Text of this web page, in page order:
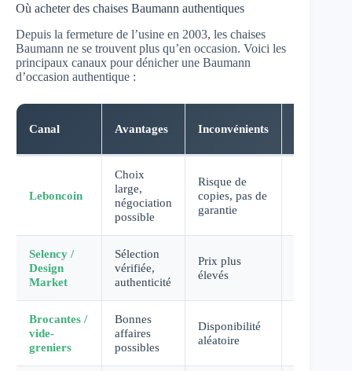
Où acheter des chaises Baumann authentiques
Depuis la fermeture de l’usine en 2003, les chaises
Baumann ne se trouvent plus qu’en occasion. Voici les
principaux canaux pour dénicher une Baumann
d’occasion authentique :
Canal Avantages Inconvénients
Leboncoin
Choix
large,
négociation
possible
Risque de
copies, pas de
garantie
Selency /
Design
Market
Sélection
vérifiée,
authenticité
Prix plus
élevés
Brocantes /
vide-
greniers
Bonnes
affaires
possibles
Disponibilité
aléatoire